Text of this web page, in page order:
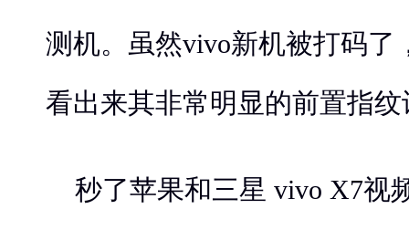
测机。虽然vivo新机被打码了
看出来其非常明显的前置指
秒了苹果和三星 vivo X7视